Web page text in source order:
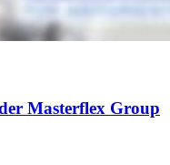
Masterflex Group